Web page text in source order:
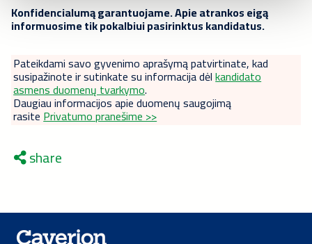
Konfidencialumą garantuojame. Apie atrankos eigą
informuosime tik pokalbiui pasirinktus kandidatus.
Pateikdami savo gyvenimo aprašymą patvirtinate, kad
susipažinote ir sutinkate su informacija dėlkandidato
asmens duomenų tvarkymo.
Daugiau informacijos apie duomenų saugojimą
rasitePrivatumo pranešime >>
share